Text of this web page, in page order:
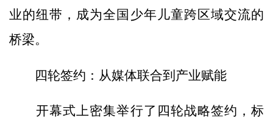
业的纽带，成为全国少年儿童跨区域交流的
桥梁。
四轮签约：从媒体联合到产业赋能
开幕式上密集举行了四轮战略签约，标